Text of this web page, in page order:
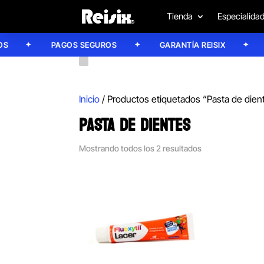
Tienda
PAGOS SEGUROS GARANTÍA REISIX
Inicio / Productos etiquetados “Pasta de
PASTA DE DIENTES
Mostrando todos los 2 resultados